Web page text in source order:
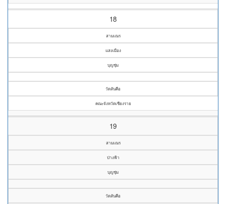
18
สามเณร
แสงเมือง
บุญชุ่ม
วัดสันคือ
คณะจังหวัดเชียงราย
19
สามเณร
ป่างฟ้า
บุญชุ่ม
วัดสันคือ